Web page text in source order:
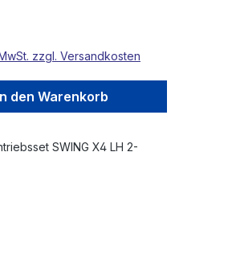
zzgl. Versandkosten
den Warenkorb